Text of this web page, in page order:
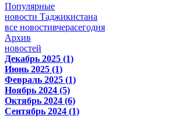
Популярные
новости Таджикистана
все новостивчерасегодня
Архив
новостей
Декабрь 2025 (1)
Июнь 2025 (1)
Февраль 2025 (1)
Ноябрь 2024 (5)
Октябрь 2024 (6)
Сентябрь 2024 (1)